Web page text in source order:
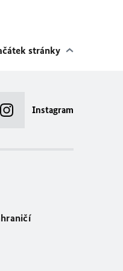
stránky
Instagram